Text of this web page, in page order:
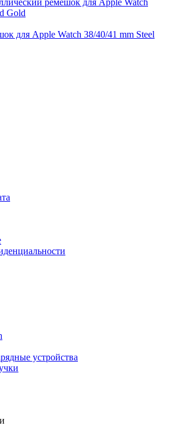
для Apple Watch 38/40/41 mm Steel
устройства